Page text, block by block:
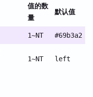
值的数
量
默认值
1~NT #69b3a2
1~NT left